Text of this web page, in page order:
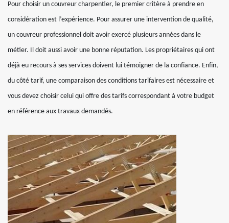
Pour choisir un couvreur charpentier, le premier critère à prendre en
considération est l’expérience. Pour assurer une intervention de qualité,
un couvreur professionnel doit avoir exercé plusieurs années dans le
métier. Il doit aussi avoir une bonne réputation. Les propriétaires qui ont
déjà eu recours à ses services doivent lui témoigner de la confiance. Enfin,
du côté tarif, une comparaison des conditions tarifaires est nécessaire et
vous devez choisir celui qui offre des tarifs correspondant à votre budget
en référence aux travaux demandés.